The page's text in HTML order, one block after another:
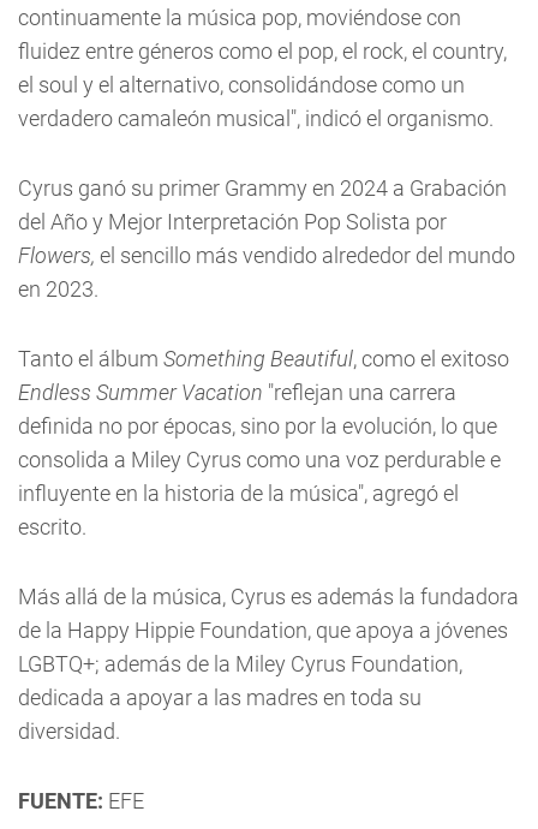
continuamente la música pop, moviéndose con
fluidez entre géneros como el pop, el rock, el country,
el soul y el alternativo, consolidándose como un
verdadero camaleón musical", indicó el organismo.
Cyrus ganó su primer Grammy en 2024 a Grabación
del Año y Mejor Interpretación Pop Solista por
Flowers, el sencillo más vendido alrededor del mundo
en 2023.
Tanto el álbum Something Beautiful, como el exitoso
Endless Summer Vacation "reflejan una carrera
definida no por épocas, sino por la evolución, lo que
consolida a Miley Cyrus como una voz perdurable e
influyente en la historia de la música", agregó el
escrito.
Más allá de la música, Cyrus es además la fundadora
de la Happy Hippie Foundation, que apoya a jóvenes
LGBTQ+; además de la Miley Cyrus Foundation,
dedicada a apoyar a las madres en toda su
diversidad.
FUENTE: EFE